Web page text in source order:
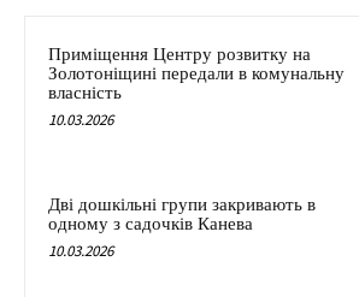
Приміщення Центру розвитку на
Золотоніщині передали в комунальну
власність
10.03.2026
Дві дошкільні групи закривають в
одному з садочків Канева
10.03.2026